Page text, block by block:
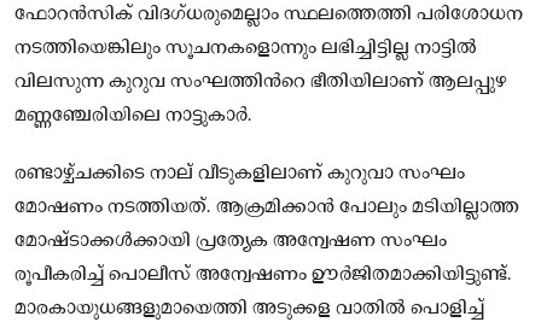
ഫോറൻസിക് വിദഗ്ധരുമെല്ലാം സ്ഥലത്തെത്തി പരിശോധന
നടത്തിയെങ്കിലും സൂചനകളൊന്നും ലഭിച്ചിട്ടില്ല നാട്ടില്‍
വിലസുന്ന കുറുവ സംഘത്തിന്‍റെ ഭീതിയിലാണ് ആലപ്പുഴ
മണ്ണഞ്ചേരിയിലെ നാട്ടുകാർ.
രണ്ടാഴ്ച്ചക്കിടെ നാല് വീടുകളിലാണ് കുറുവാ സംഘം
മോഷണം നടത്തിയത്. ആക്രമിക്കാൻ പോലും മടിയില്ലാത്ത
മോഷ്ടാക്കള്‍ക്കായി പ്രത്യേക അന്വേഷണ സംഘം
രൂപീകരിച്ച്‌ പൊലീസ് അന്വേഷണം ഊർജിതമാക്കിയിട്ടുണ്ട്.
മാരകായുധങ്ങളുമായെത്തി അടുക്കള വാതില്‍ പൊളിച്ച്‌